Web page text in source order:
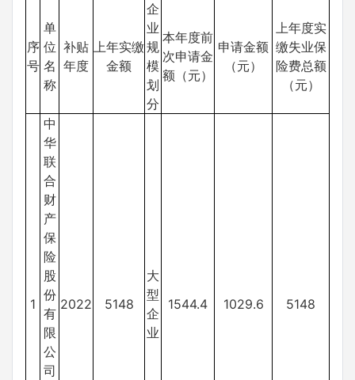
序
号
单
位
名
称
补贴
年度
上年实缴
金额
企
业
规
模
划
分
本年度前
次申请金
额（元）
申请金额
（元）
上年度实
缴失业保
险费总额
（元）
1
中
华
联
合
财
产
保
险
股
份
有
限
公
司
2022 5148
大
型
企
业
1544.4 1029.6 5148